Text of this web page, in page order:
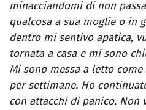
minacciandomi di non
qualcosa a sua moglie o in
dentro mi sentivo apatica,
tornata a casa e mi sono
Mi sono messa a letto
per settimane. Ho
con attacchi di panico. Non